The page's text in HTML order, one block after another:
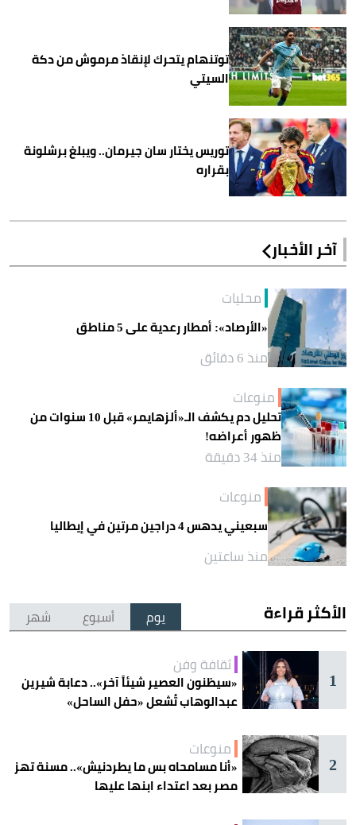
توتنهام يتحرك لإنقاذ مرموش من دكة
السيتي
توريس يختار سان جيرمان.. ويبلغ برشلونة
بقراره
آخر الأخبار
محليات
«الأرصاد»: أمطار رعدية على 5 مناطق
منذ 6 دقائق
منوعات
تحليل دم يكشف الـ«ألزهايمر» قبل 10 سنوات من
ظهور أعراضه!
منذ 34 دقيقة
منوعات
سبعيني يدهس 4 دراجين مرتين في إيطاليا
منذ ساعتين
الأكثر قراءة يوم أسبوع شهر
1
ثقافة وفن
«سيظنون العصير شيئاً آخر».. دعابة شيرين
عبدالوهاب تُشعل «حفل الساحل»
2
منوعات
«أنا مسامحاه بس ما يطردنيش».. مسنة تهز
مصر بعد اعتداء ابنها عليها